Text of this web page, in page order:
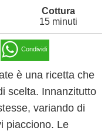
15 minuti
Condividi
è una ricetta che
scelta. Innanzitutto
variando di
piacciono. Le